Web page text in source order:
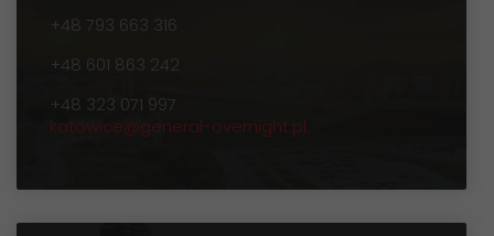
+48 793 663 316
+48 601 863 242
+48 323 071 997
katowice@general-overnight.pl